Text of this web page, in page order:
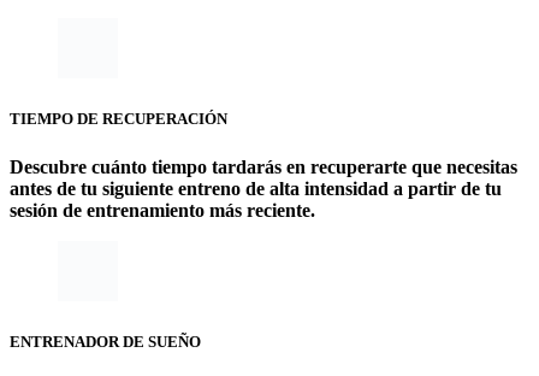
TIEMPO DE RECUPERACIÓN
Descubre cuánto tiempo tardarás en recuperarte que necesitas
antes de tu siguiente entreno de alta intensidad a partir de tu
sesión de entrenamiento más reciente.
ENTRENADOR DE SUEÑO